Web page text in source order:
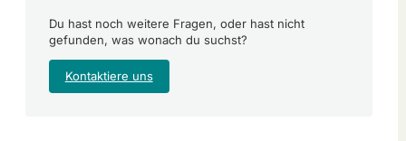
Du hast noch weitere Fragen, oder hast nicht
gefunden, was wonach du suchst?
Kontaktiere uns